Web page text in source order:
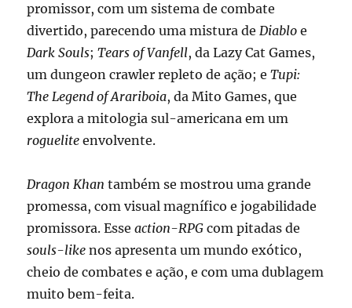
promissor, com um sistema de combate
divertido, parecendo uma mistura deDiablo e
Dark Souls;Tears of Vanfell, da Lazy Cat Games,
um dungeon crawler repleto de ação; eTupi:
The Legend of Arariboia, da Mito Games, que
explora a mitologia sul-americana em um
roguelite envolvente.
Dragon Khan também se mostrou uma grande
promessa, com visual magnífico e jogabilidade
promissora. Esseaction-RPG com pitadas de
souls-like nos apresenta um mundo exótico,
cheio de combates e ação, e com uma dublagem
muito bem-feita.